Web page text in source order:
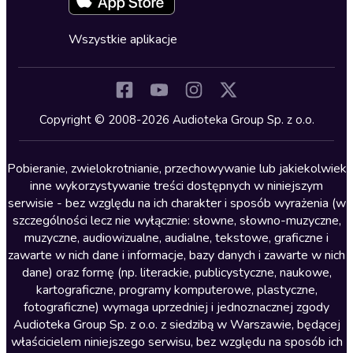
Kryminały
Lektury szkolne
Literatura anglojęzyczna
Literatura faktu
Literatura obyczajowa
Literatura piękna obca
Literatura piękna polska
Nagrania relaksacyjne
Nauka języków
Cykle audiobooków
Wszystkie aplikacje
Copyright © 2008-2026 Audioteka Group Sp. z o.o.
Pobieranie, zwielokrotnianie, przechowywanie lub jakiekolwiek
inne wykorzystywanie treści dostępnych w niniejszym
serwisie - bez względu na ich charakter i sposób wyrażenia (w
szczególności lecz nie wyłącznie: słowne, słowno-muzyczne,
muzyczne, audiowizualne, audialne, tekstowe, graficzne i
zawarte w nich dane i informacje, bazy danych i zawarte w nich
dane) oraz formę (np. literackie, publicystyczne, naukowe,
kartograficzne, programy komputerowe, plastyczne,
fotograficzne) wymaga uprzedniej i jednoznacznej zgody
Audioteka Group Sp. z o.o. z siedzibą w Warszawie, będącej
właścicielem niniejszego serwisu, bez względu na sposób ich